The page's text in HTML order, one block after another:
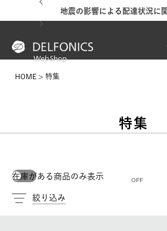
地震の影響による配達状況に
HOME 特集
特集
在庫がある商品のみ表示
絞り込み